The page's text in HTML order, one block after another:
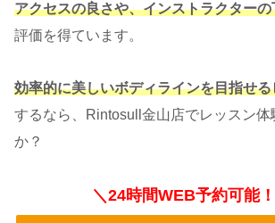
アクセスの良さや、インストラクターの
評価を得ています。
効率的に美しいボディラインを目指せ
するなら、Rintosull金山店でレッスン体
か？
＼24時間WEB予約可能